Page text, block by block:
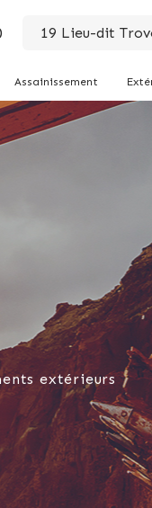
19 Lieu-dit
Assainissement
extérieurs